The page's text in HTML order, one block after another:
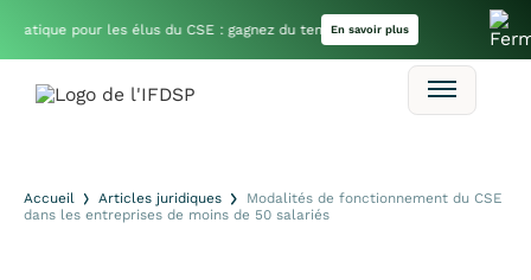
pour les élus du CSE : gagnez du temps dans vos missions
En savoir plus
Accueil Articles juridiques
Modalités de fonctionnement du CSE
dans les entreprises de moins de 50 salariés